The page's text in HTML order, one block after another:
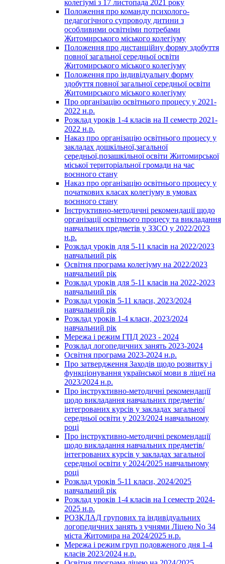
колегіумі з 17 листопада 2021 року
Положення про команду психолого-
педагогічного супроводу дитини з
особливими освітніми потребами
Житомирського міського колегіуму
Положення про дистанційну форму здобуття
повної загальної середньої освіти
Житомирського міського колегіуму
Положення про індивідуальну форму
здобуття повної загальної середньої освіти
Житомирського міського колегіуму
Про організацію освітнього процесу у 2021-
2022 н.р.
Розклад уроків 1-4 класів на ІІ семестр 2021-
2022 н.р.
Наказ про організацію освітнього процесу у
закладах дошкільної,загальної
середньої,позашкільної освіти Житомирської
міської територіальної громади на час
воєнного стану
Наказ про організацію освітнього процесу у
початкових класах колегіуму в умовах
воєнного стану
Інструктивно-методичні рекомендації щодо
організації освітнього процесу та викладання
навчальних предметів у ЗЗСО у 2022/2023
н.р.
Розклад уроків для 5-11 класів на 2022/2023
навчальний рік
Освітня програма колегіуму на 2022/2023
навчальний рік
Розклад уроків для 5-11 класів на 2022-2023
навчальний рік
Розклад уроків 5-11 класи, 2023/2024
навчальний рік
Розклад уроків 1-4 класи, 2023/2024
навчальний рік
Мережа і режим ГПД 2023 - 2024
Розклад логопедичних занять 2023-2024
Освітня програма 2023-2024 н.р.
Про затвердження Заходів щодо розвитку і
функціонування української мови в ліцеї на
2023/2024 н.р.
Про інструктивно-методичні рекомендації
щодо викладання навчальних предметів/
інтегрованих курсів у закладах загальної
середньої освіти у 2023/2024 навчальному
році
Про інструктивно-методичні рекомендації
щодо викладання навчальних предметів/
інтегрованих курсів у закладах загальної
середньої освіти у 2024/2025 навчальному
році
Розклад уроків 5-11 класи, 2024/2025
навчальний рік
Розклад уроків 1-4 класів на І семестр 2024-
2025 н.р.
РОЗКЛАД групових та індивідуальних
логопедичних занять з учнями Ліцею No 34
міста Житомира на 2024/2025 н.р.
Мережа і режим груп подовженого дня 1-4
класів 2023/2024 н.р.